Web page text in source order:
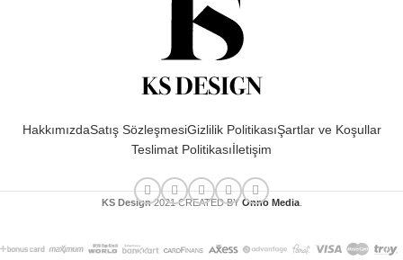
HakkımızdaSatış SözleşmesiGizlilik PolitikasıŞartlar ve Koşullar
Teslimat Politikasıİletişim
KS Design 2021 CREATED BY Onno Media.